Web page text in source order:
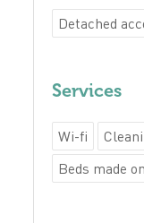
Detached
Services
Wi-fi
Beds made